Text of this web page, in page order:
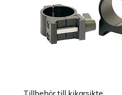
Tillbehör till kikarsikte